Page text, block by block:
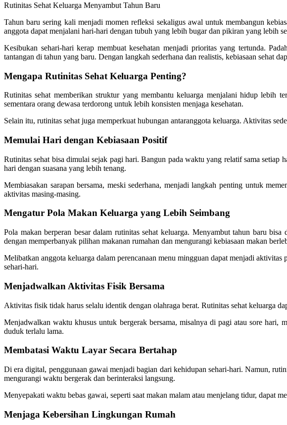
Rutinitas Sehat Keluarga Menyambut Tahun Baru
Tahun baru sering kali menjadi momen refleksi sekaligus awal untuk membangun
anggota dapat menjalani hari-hari dengan tubuh yang lebih bugar dan pikiran yang lebih
Kesibukan sehari-hari kerap membuat kesehatan menjadi prioritas yang tertunda.
tantangan di tahun yang baru. Dengan langkah sederhana dan realistis, kebiasaan sehat
Mengapa Rutinitas Sehat Keluarga Penting?
Rutinitas sehat memberikan struktur yang membantu keluarga menjalani hidup lebih
sementara orang dewasa terdorong untuk lebih konsisten menjaga kesehatan.
Selain itu, rutinitas sehat juga memperkuat hubungan antaranggota keluarga. Aktivitas
Memulai Hari dengan Kebiasaan Positif
Rutinitas sehat bisa dimulai sejak pagi hari. Bangun pada waktu yang relatif sama
hari dengan suasana yang lebih tenang.
Membiasakan sarapan bersama, meski sederhana, menjadi langkah penting untuk
aktivitas masing-masing.
Mengatur Pola Makan Keluarga yang Lebih Seimbang
Pola makan berperan besar dalam rutinitas sehat keluarga. Menyambut tahun baru
dengan memperbanyak pilihan makanan rumahan dan mengurangi kebiasaan makan
Melibatkan anggota keluarga dalam perencanaan menu mingguan dapat menjadi
sehari-hari.
Menjadwalkan Aktivitas Fisik Bersama
Aktivitas fisik tidak harus selalu identik dengan olahraga berat. Rutinitas sehat keluarga
Menjadwalkan waktu khusus untuk bergerak bersama, misalnya di pagi atau sore hari,
duduk terlalu lama.
Membatasi Waktu Layar Secara Bertahap
Di era digital, penggunaan gawai menjadi bagian dari kehidupan sehari-hari. Namun,
mengurangi waktu bergerak dan berinteraksi langsung.
Menyepakati waktu bebas gawai, seperti saat makan malam atau menjelang tidur, dapat
Menjaga Kebersihan Lingkungan Rumah